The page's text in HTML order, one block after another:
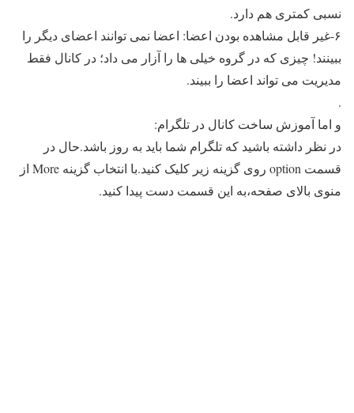
نسبی کمتری هم دارد.
۶-غیر قابل مشاهده بودن اعضا: اعضا نمی توانند اعضای دیگر را
ببینند! چیزی که در گروه خیلی ها را آزار می داد؛ در کانال فقط
مدیریت می تواند اعضا را ببیند.
.
و اما آموزش ساخت کانال در تلگرام:
در نظر داشته باشید که تلگرام شما باید به روز باشد.حال در
قسمت option روی گزینه زیر کلیک کنید.با انتخاب گزینه More از
منوی بالای صفحه،به این قسمت دست پیدا کنید.